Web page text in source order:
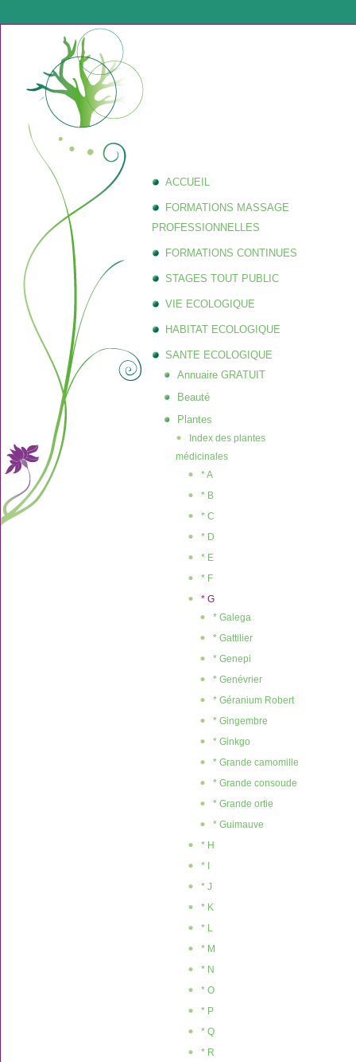
ACCUEIL
FORMATIONS MASSAGE
PROFESSIONNELLES
FORMATIONS CONTINUES
STAGES TOUT PUBLIC
VIE ECOLOGIQUE
HABITAT ECOLOGIQUE
SANTE ECOLOGIQUE
Annuaire GRATUIT
Beauté
Plantes
Index des plantes
médicinales
* A
* B
* C
* D
* E
* F
* G
* Galega
* Gattilier
* Genepi
* Genévrier
* Géranium Robert
* Gingembre
* Ginkgo
* Grande camomille
* Grande consoude
* Grande ortie
* Guimauve
* H
* I
* J
* K
* L
* M
* N
* O
* P
* Q
* R